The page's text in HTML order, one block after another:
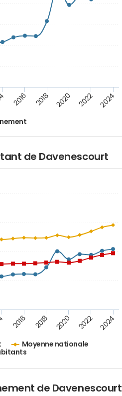
2016 2018 2020 2022 2024
de Davenescourt
Moyenne nationale
2016 2018 2020 2022 2024
de Davenescourt